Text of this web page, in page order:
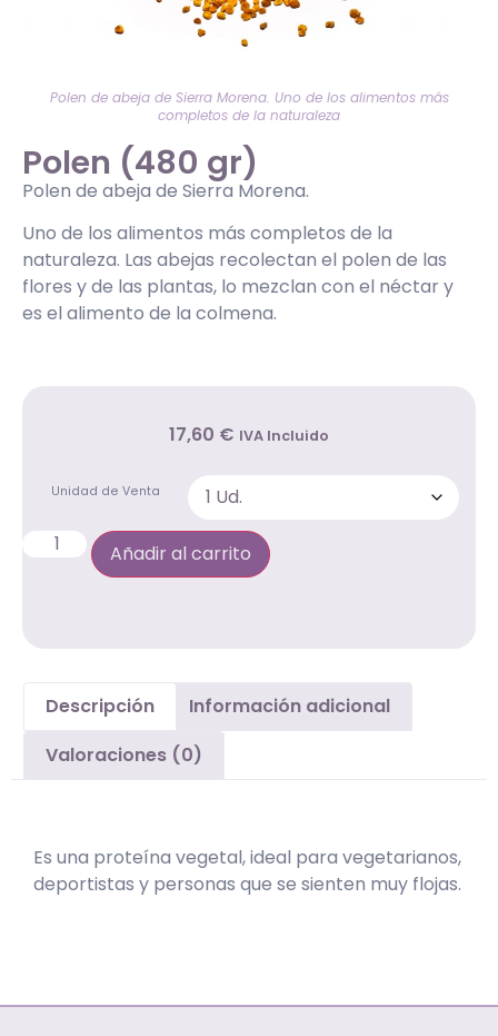
Polen de abeja de Sierra Morena. Uno de los alimentos más
completos de la naturaleza
Polen (480 gr)
Polen de abeja de Sierra Morena.
Uno de los alimentos más completos de la
naturaleza. Las abejas recolectan el polen de las
flores y de las plantas, lo mezclan con el néctar y
es el alimento de la colmena.
17,60 € IVA Incluido
Unidad de Venta
Añadir al carrito
Descripción
Información adicional
Valoraciones (0)
Es una proteína vegetal, ideal para vegetarianos,
deportistas y personas que se sienten muy flojas.